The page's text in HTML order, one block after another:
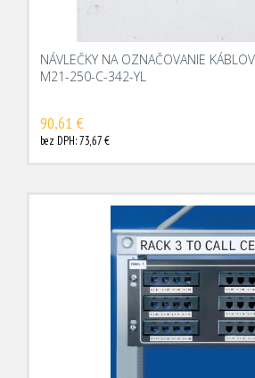
NÁVLEČKY NA OZNAČOVANIE
M21-250-C-342-YL
90,61 €
bez DPH: 73,67 €